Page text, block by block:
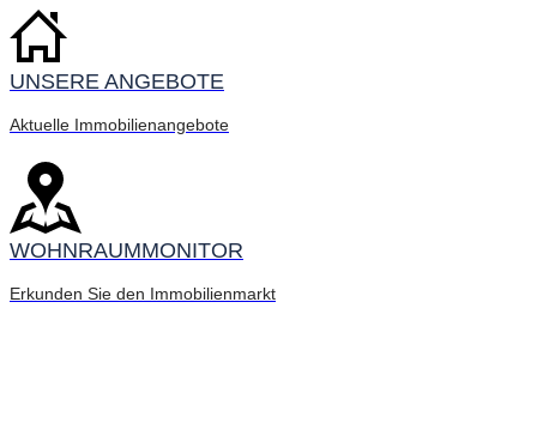
UNSERE ANGEBOTE
Aktuelle Immobilienangebote
WOHNRAUMMONITOR
Erkunden Sie den Immobilienmarkt